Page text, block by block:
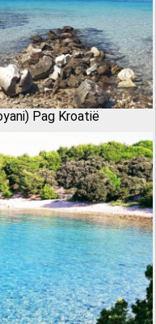
Pag Kroatië